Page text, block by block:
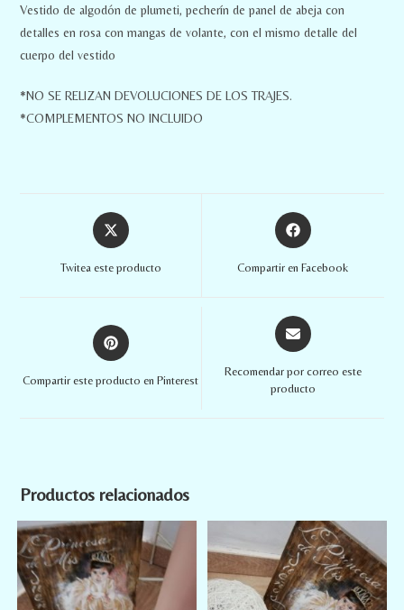
Vestido de algodón de plumeti, pecherín de panel de abeja con
detalles en rosa con mangas de volante, con el mismo detalle del
cuerpo del vestido
*NO SE RELIZAN DEVOLUCIONES DE LOS TRAJES.
*COMPLEMENTOS NO INCLUIDO
Twitea este producto Compartir en Facebook
Compartir este producto en Pinterest
Recomendar por correo este
producto
Productos relacionados